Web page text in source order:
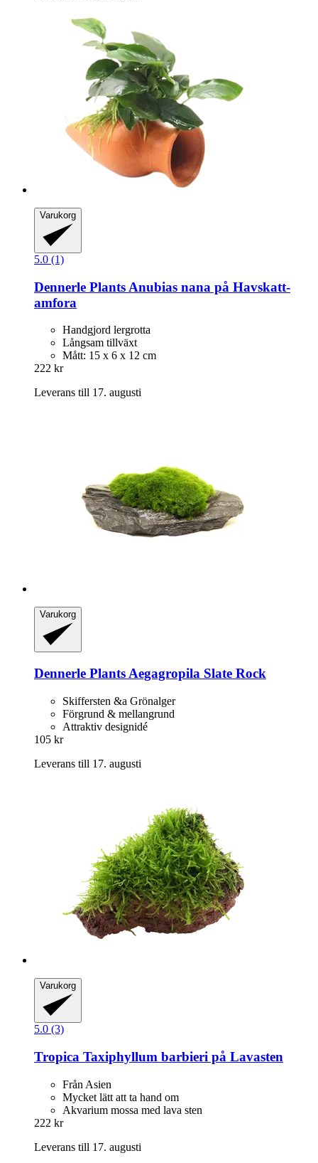
Varukorg
5.0 (1)
Dennerle Plants Anubias nana på Havskatt-​
amfora
Handgjord lergrotta
Långsam tillväxt
Mått: 15 x 6 x 12 cm
222 kr
Leverans till 17. augusti
Varukorg
Dennerle Plants Aegagropila Slate Rock
Skiffersten &a Grönalger
Förgrund & mellangrund
Attraktiv designidé
105 kr
Leverans till 17. augusti
Varukorg
5.0 (3)
Tropica Taxiphyllum barbieri på Lavasten
Från Asien
Mycket lätt att ta hand om
Akvarium mossa med lava sten
222 kr
Leverans till 17. augusti